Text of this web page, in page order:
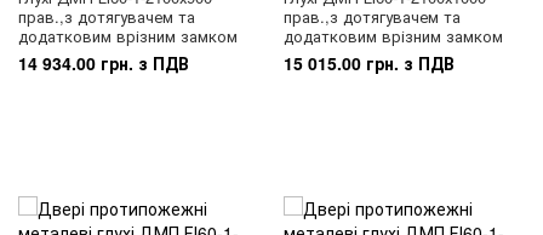
прав.,з дотягувачем та
додатковим врізним замком
14 934.00 грн. з ПДВ
прав.,з дотягувачем та
додатковим врізним замком
15 015.00 грн. з ПДВ